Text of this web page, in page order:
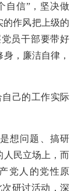
自信”，坚决做
的作风把上级的
员干部要带好
，廉洁自律，
己的工作实际
想问题、搞研
人民立场上，而
党人的党性原
研讨活动，深